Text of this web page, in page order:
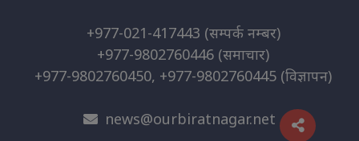
+977-021-417443 (सम्पर्क नम्बर)
+977-9802760446 (समाचार)
+977-9802760450, +977-9802760445 (विज्ञापन)
news@ourbiratnagar.net